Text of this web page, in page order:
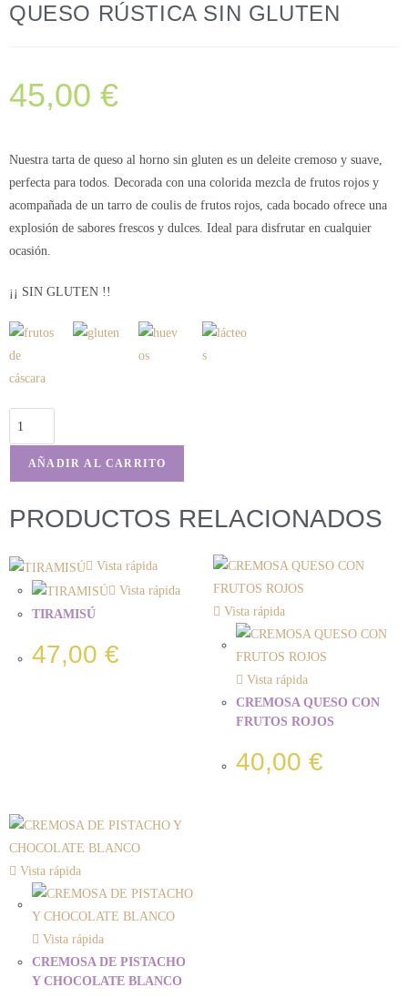
QUESO RÚSTICA SIN GLUTEN
45,00 €
Nuestra tarta de queso al horno sin gluten es un deleite cremoso y suave,
perfecta para todos. Decorada con una colorida mezcla de frutos rojos y
acompañada de un tarro de coulis de frutos rojos, cada bocado ofrece una
explosión de sabores frescos y dulces. Ideal para disfrutar en cualquier
ocasión.
¡¡ SIN GLUTEN !!
AÑADIR AL CARRITO
PRODUCTOS RELACIONADOS
Vista rápida
Vista rápida
TIRAMISÚ
47,00 €
Vista rápida
Vista rápida
CREMOSA QUESO CON
FRUTOS ROJOS
40,00 €
Vista rápida
Vista rápida
CREMOSA DE PISTACHO
Y CHOCOLATE BLANCO